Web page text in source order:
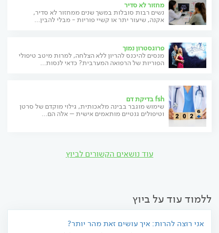
מחזור לא סדיר
נשים רבות סובלות במשך שנים ממחזור לא סדיר,
אקנה, שיעור יתר או קשיי פוריות - מבלי להבין...
פרוגסטרון נמוך
מנסים להיכנס להריון ללא הצלחה, למרות מיטב טיפולי
הפוריות של הרפואה המערבית? כדאי לנסות...
fsh בדיקת דם
שימוש מוגבר בבינה מלאכותית, גילוי מוקדם של סרטן
וטיפולים גנטיים מותאמים אישית – אלה הם...
עוד נושאים הקשורים לביוץ
ללמוד עוד על ביוץ
אני רוצה להרות: איך עושים זאת מהר יותר?